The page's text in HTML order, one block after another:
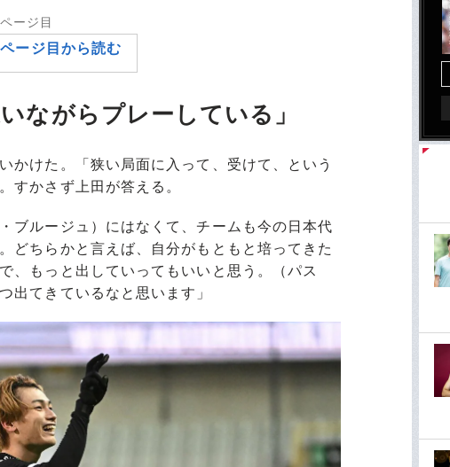
ページ目
ージ目から読む
ながらプレーしている」
けた。「狭い局面に入って、受けて、という
すかさず上田が答える。
ブルージュ）にはなくて、チームも今の日本代
どちらかと言えば、自分がもともと培ってきた
、もっと出していってもいいと思う。（パス
出てきているなと思います」